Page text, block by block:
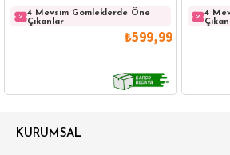
Pamuklu Beyaz Gömlek
4 Mevsim Gömleklerde Öne
Çıkanlar
₺599,99
4
KURUMSAL